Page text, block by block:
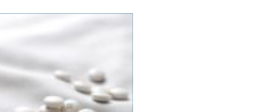
tungere og større. Når
vindmøllekomponenter,
både eller siloer skal
flyttes, er almindelig